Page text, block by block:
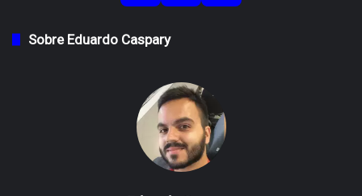
Sobre Eduardo Caspary